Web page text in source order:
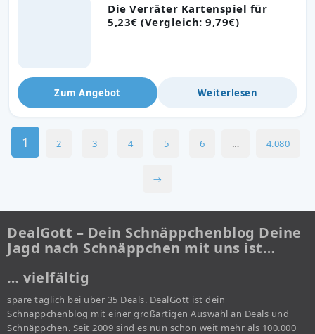
Die Verräter Kartenspiel für
5,23€ (Vergleich: 9,79€)
Zum Angebot Weiterlesen
1 2 3 4 5 6 … 4.080
→
DealGott – Dein Schnäppchenblog Deine
Jagd nach Schnäppchen mit uns ist…
… vielfältig
spare täglich bei über 35 Deals. DealGott ist dein
Schnäppchenblog mit einer großartigen Auswahl an Deals und
Schnäppchen. Seit 2009 sind es nun schon weit mehr als 100.000